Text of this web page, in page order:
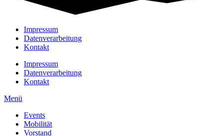
Impressum
Datenverarbeitung
Kontakt
Impressum
Datenverarbeitung
Kontakt
Menü
Events
Mobilität
Vorstand